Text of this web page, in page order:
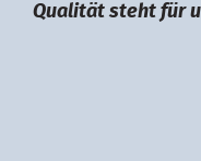
Qualität steht für